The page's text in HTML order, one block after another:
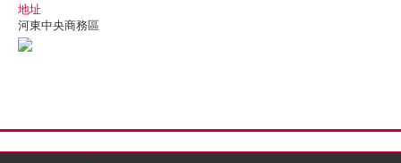
地址
河東中央商務區